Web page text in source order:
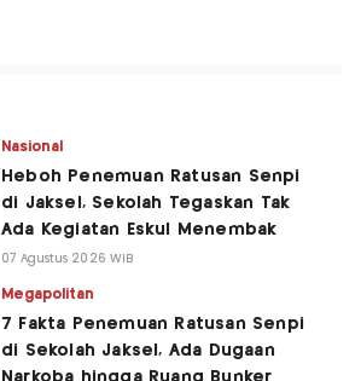
Nasional
Heboh Penemuan Ratusan Senpi
di Jaksel, Sekolah Tegaskan Tak
Ada Kegiatan Eskul Menembak
07 Agustus 2026 WIB
Megapolitan
7 Fakta Penemuan Ratusan Senpi
di Sekolah Jaksel, Ada Dugaan